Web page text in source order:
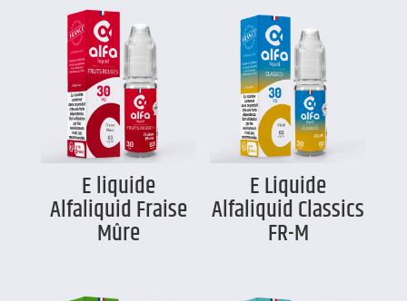
E liquide
Alfaliquid Fraise
Mûre
E Liquide
Alfaliquid Classics
FR-M